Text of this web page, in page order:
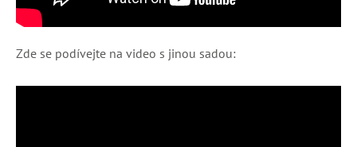
Zde se podívejte na video s jinou sadou: